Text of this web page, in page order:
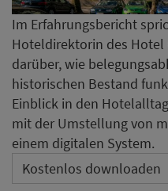
Im Erfahrungsbericht
Hoteldirektorin des Hotel
darüber, wie
historischen Bestand
Einblick in den
mit der Umstellung von
einem digitalen System.
Kostenlos downloaden